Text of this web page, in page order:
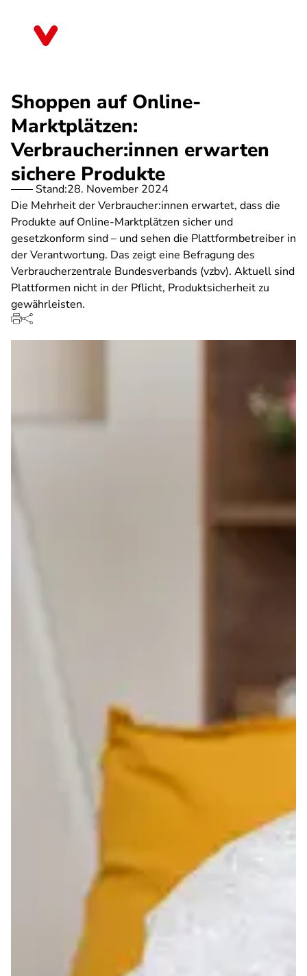
Shoppen auf Online-
Marktplätzen:
Verbraucher:innen erwarten
sichere Produkte
Stand:28. November 2024
Die Mehrheit der Verbraucher:innen erwartet, dass die
Produkte auf Online-Marktplätzen sicher und
gesetzkonform sind – und sehen die Plattformbetreiber in
der Verantwortung. Das zeigt eine Befragung des
Verbraucherzentrale Bundesverbands (vzbv). Aktuell sind
Plattformen nicht in der Pflicht, Produktsicherheit zu
gewährleisten.